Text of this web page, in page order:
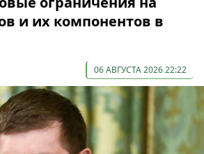
и их компонентов в
06 АВГУСТА 2026 22:22